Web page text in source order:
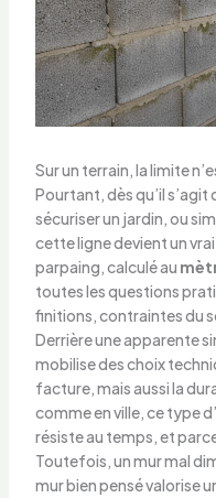
Sur un terrain, la limite
Pourtant, dès qu’il
sécuriser un jardin, ou
cette ligne devient un
parpaing, calculé au
toutes les questions
finitions, contraintes du
Derrière une apparente
mobilise des choix
facture, mais aussi la
comme en ville, ce type
résiste au temps, et
Toutefois, un mur mal
mur bien pensé valorise